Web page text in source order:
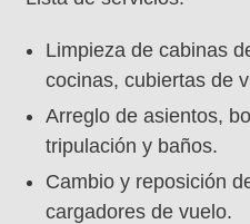
Limpieza de cabinas
cocinas, cubiertas de
Arreglo de asientos,
tripulación y baños.
Cambio y reposición
cargadores de vuelo.